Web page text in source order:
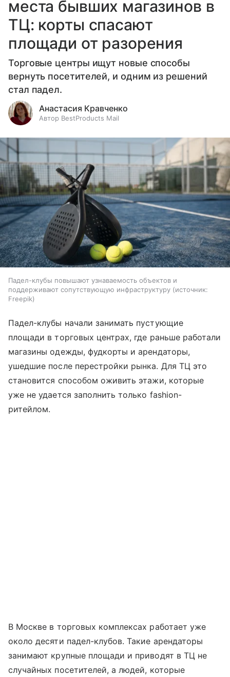
места бывших магазинов в
ТЦ: корты спасают
площади от разорения
Торговые центры ищут новые способы
вернуть посетителей, и одним из решений
стал падел.
Анастасия Кравченко
Автор BestProducts Mail
Падел-клубы повышают узнаваемость объектов и
поддерживают сопутствующую инфраструктуру
источник:
Freepik
Падел-клубы начали занимать пустующие
площади в торговых центрах, где раньше работали
магазины одежды, фудкорты и арендаторы,
ушедшие после перестройки рынка. Для ТЦ это
становится способом оживить этажи, которые
уже не удается заполнить только fashion-
ритейлом.
В Москве в торговых комплексах работает уже
около десяти падел-клубов. Такие арендаторы
занимают крупные площади и приводят в ТЦ не
случайных посетителей, а людей, которые